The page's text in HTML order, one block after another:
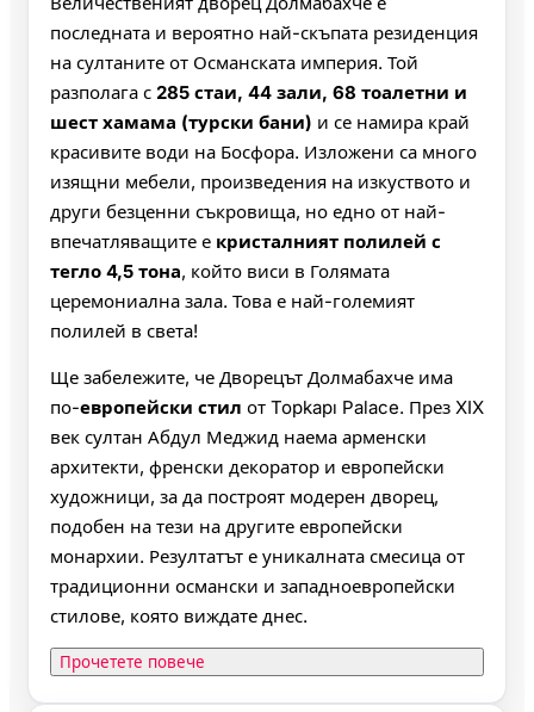
последната и вероятно най-скъпата резиденция
на султаните от Османската империя. Той
разполага с 285 стаи, 44 зали, 68 тоалетни и
шест хамама (турски бани) и се намира край
красивите води на Босфора. Изложени са много
изящни мебели, произведения на изкуството и
други безценни съкровища, но едно от най-
впечатляващите е кристалният полилей с
тегло 4,5 тона, който виси в Голямата
церемониална зала. Това е най-големият
полилей в света!
Ще забележите, че Дворецът Долмабахче има
по-европейски стил от Topkapı Palace. През XIX
век султан Абдул Меджид наема арменски
архитекти, френски декоратор и европейски
художници, за да построят модерен дворец,
подобен на тези на другите европейски
монархии. Резултатът е уникалната смесица от
традиционни османски и западноевропейски
стилове, която виждате днес.
Прочетете повече